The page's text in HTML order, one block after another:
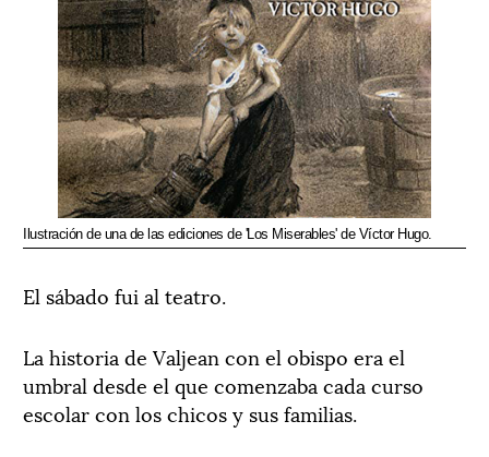
Ilustración de una de las ediciones de 'Los Miserables' de Víctor Hugo.
El sábado fui al teatro.
La historia de Valjean con el obispo era el
umbral desde el que comenzaba cada curso
escolar con los chicos y sus familias.